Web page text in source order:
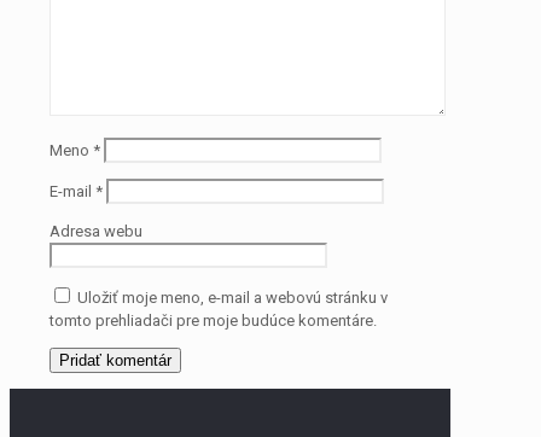
Meno *
E-mail *
Adresa webu
Uložiť moje meno, e-mail a webovú stránku v
tomto prehliadači pre moje budúce komentáre.